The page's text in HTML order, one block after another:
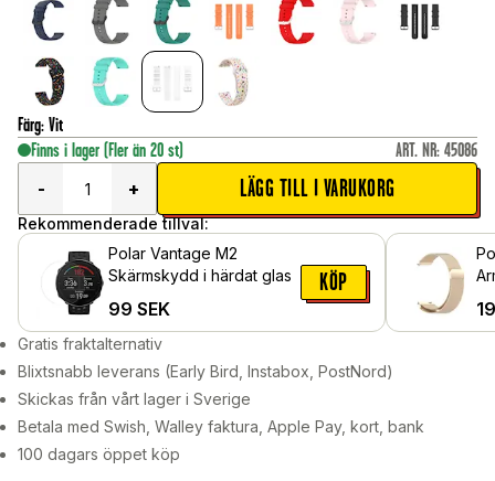
Färg: Vit
Finns i lager (Fler än 20 st) ART. NR: 45086
-
+ LÄGG TILL I VARUKORG
Rekommenderade tillval:
Polar Vantage M2
Skärmskydd i härdat glas
99 SEK
KÖP
Gratis fraktalternativ
Blixtsnabb leverans (Early Bird, Instabox, PostNord)
Skickas från vårt lager i Sverige
Betala med Swish, Walley faktura, Apple Pay, kort, bank
100 dagars öppet köp